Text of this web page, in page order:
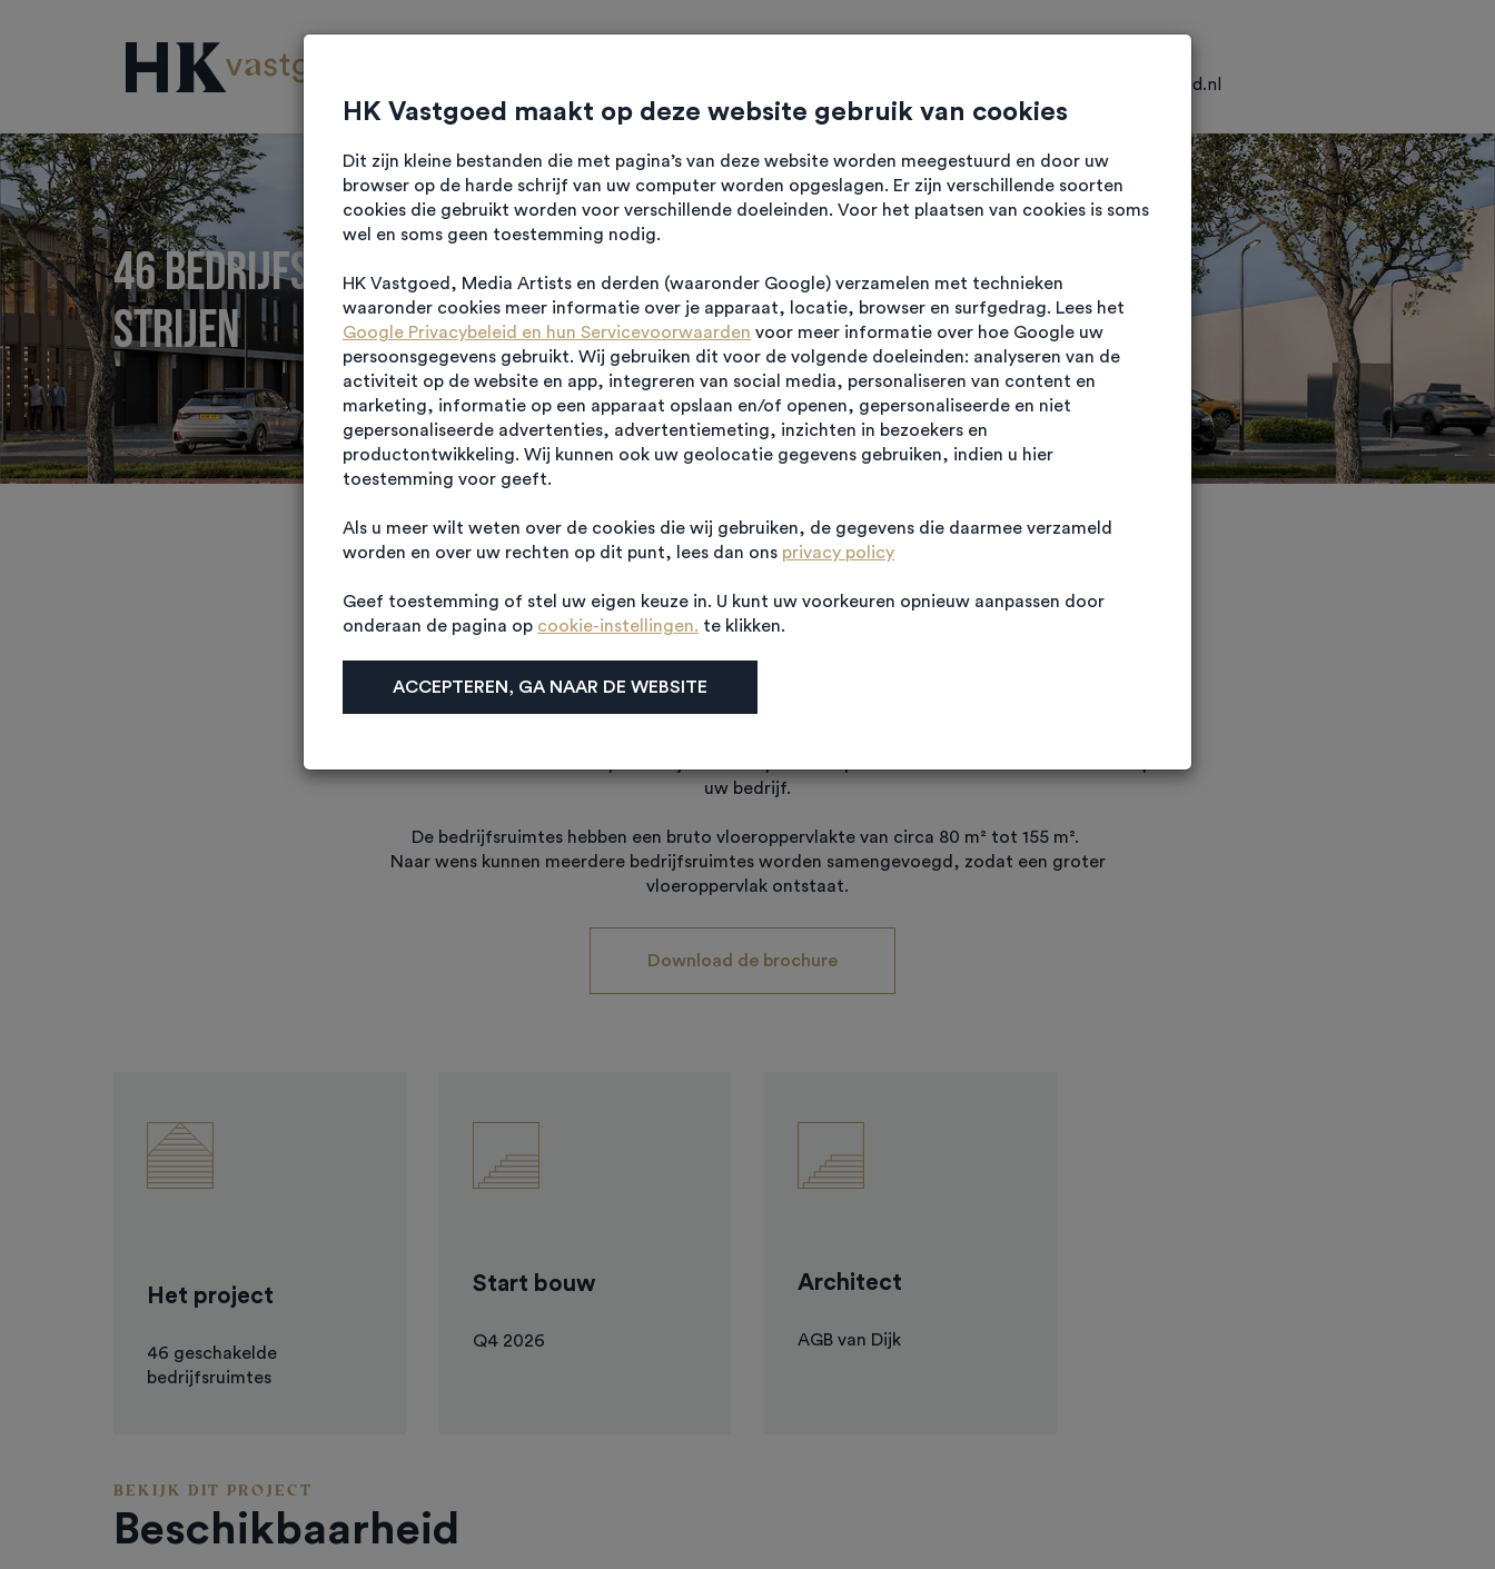
info@hkvastgoed.nl
46 bedrijfsruimtes op Businesspark
STRIJEN
PROJECTINFORMATIE
Algemene informatie
Een duurzame, goed uitgeruste werkruimte werkt prettig en efficiënt. Bij Businesspark Strijen vindt u
46 functionele
bedrijfsruimtes die er meer dan goed uitzien. Ze worden casco opgeleverd en beschikken over een
uw bedrijf.
De bedrijfsruimtes hebben een bruto vloeroppervlakte van circa 80 m² tot 155 m².
Naar wens kunnen meerdere bedrijfsruimtes worden samengevoegd, zodat een groter
vloeroppervlak ontstaat.
Download de brochure
Het project
46 geschakelde
bedrijfsruimtes
Start bouw
Q4 2026
Architect
AGB van Dijk
BEKIJK DIT PROJECT
Beschikbaarheid
HK Vastgoed maakt op deze website gebruik van cookies
Dit zijn kleine bestanden die met pagina’s van deze website worden meegestuurd en door uw
browser op de harde schrijf van uw computer worden opgeslagen. Er zijn verschillende soorten
cookies die gebruikt worden voor verschillende doeleinden. Voor het plaatsen van cookies is soms
wel en soms geen toestemming nodig.
HK Vastgoed, Media Artists en derden (waaronder Google) verzamelen met technieken
waaronder cookies meer informatie over je apparaat, locatie, browser en surfgedrag. Lees het
Google Privacybeleid en hun Servicevoorwaarden voor meer informatie over hoe Google uw
persoonsgegevens gebruikt. Wij gebruiken dit voor de volgende doeleinden: analyseren van de
activiteit op de website en app, integreren van social media, personaliseren van content en
marketing, informatie op een apparaat opslaan en/of openen, gepersonaliseerde en niet
gepersonaliseerde advertenties, advertentiemeting, inzichten in bezoekers en
productontwikkeling. Wij kunnen ook uw geolocatie gegevens gebruiken, indien u hier
toestemming voor geeft.
Als u meer wilt weten over de cookies die wij gebruiken, de gegevens die daarmee verzameld
worden en over uw rechten op dit punt, lees dan ons privacy policy
Geef toestemming of stel uw eigen keuze in. U kunt uw voorkeuren opnieuw aanpassen door
onderaan de pagina op cookie-instellingen. te klikken.
ACCEPTEREN, GA NAAR DE WEBSITE